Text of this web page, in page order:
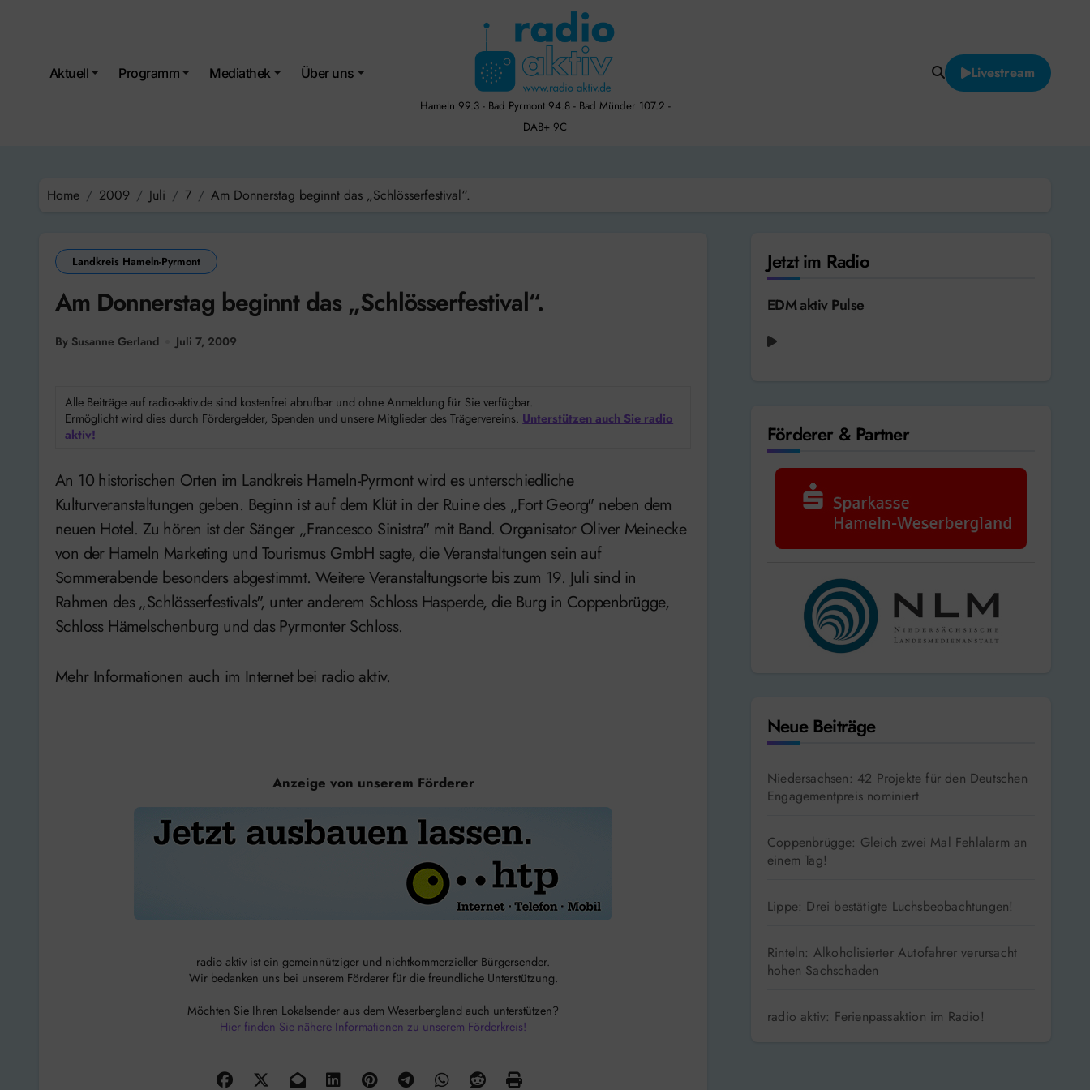
Aktuell Programm Mediathek Über uns
Hameln 99.3 - Bad Pyrmont 94.8 - Bad Münder 107.2 -
DAB+ 9C
Livestream
Home 2009 Juli 7 Am Donnerstag beginnt das „Schlösserfestival“.
Landkreis Hameln-Pyrmont
Am Donnerstag beginnt das „Schlösserfestival“.
By Susanne Gerland Juli 7, 2009
Alle Beiträge auf radio-aktiv.de sind kostenfrei abrufbar und ohne Anmeldung für Sie verfügbar.
Ermöglicht wird dies durch Fördergelder, Spenden und unsere Mitglieder des Trägervereins. Unterstützen auch Sie radio
aktiv!
An 10 historischen Orten im Landkreis Hameln-Pyrmont wird es unterschiedliche
Kulturveranstaltungen geben. Beginn ist auf dem Klüt in der Ruine des „Fort Georg" neben dem
neuen Hotel. Zu hören ist der Sänger „Francesco Sinistra" mit Band. Organisator Oliver Meinecke
von der Hameln Marketing und Tourismus GmbH sagte, die Veranstaltungen sein auf
Sommerabende besonders abgestimmt. Weitere Veranstaltungsorte bis zum 19. Juli sind in
Rahmen des „Schlösserfestivals", unter anderem Schloss Hasperde, die Burg in Coppenbrügge,
Schloss Hämelschenburg und das Pyrmonter Schloss.
Mehr Informationen auch im Internet bei radio aktiv.
Anzeige von unserem Förderer
radio aktiv ist ein gemeinnütziger und nichtkommerzieller Bürgersender.
Wir bedanken uns bei unserem Förderer für die freundliche Unterstützung.
Möchten Sie Ihren Lokalsender aus dem Weserbergland auch unterstützen?
Hier finden Sie nähere Informationen zu unserem Förderkreis!
Jetzt im Radio
EDM aktiv Pulse
Förderer & Partner
Neue Beiträge
Niedersachsen: 42 Projekte für den Deutschen
Engagementpreis nominiert
Coppenbrügge: Gleich zwei Mal Fehlalarm an
einem Tag!
Lippe: Drei bestätigte Luchsbeobachtungen!
Rinteln: Alkoholisierter Autofahrer verursacht
hohen Sachschaden
radio aktiv: Ferienpassaktion im Radio!